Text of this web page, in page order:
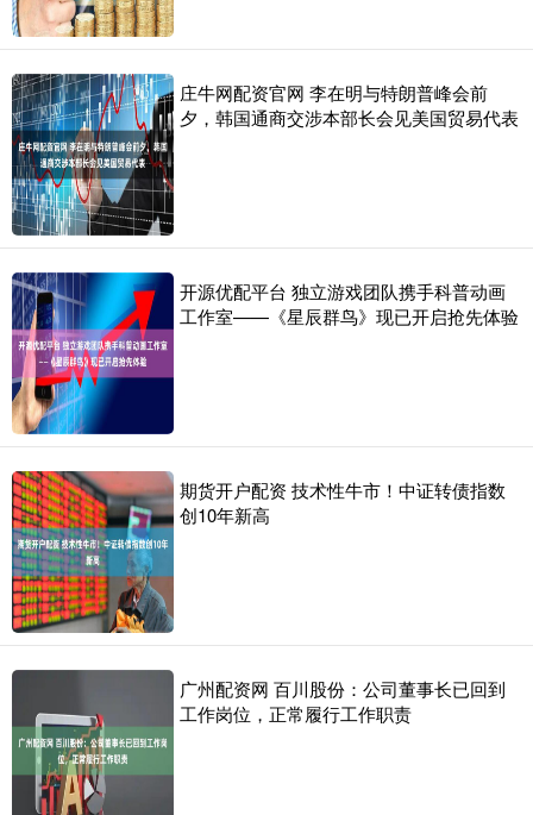
庄牛网配资官网 李在明与特朗普峰会前
夕，韩国通商交涉本部长会见美国贸易代表
开源优配平台 独立游戏团队携手科普动画
工作室——《星辰群鸟》现已开启抢先体验
期货开户配资 技术性牛市！中证转债指数
创10年新高
广州配资网 百川股份：公司董事长已回到
工作岗位，正常履行工作职责